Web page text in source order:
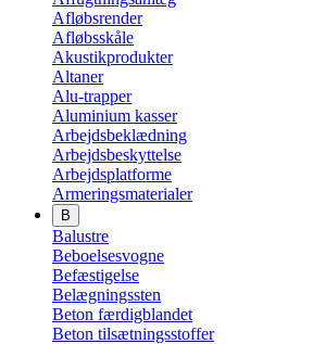
Afløbsrender
Afløbsskåle
Akustikprodukter
Altaner
Alu-trapper
Aluminium kasser
Arbejdsbeklædning
Arbejdsbeskyttelse
Arbejdsplatforme
Armeringsmaterialer
B
Balustre
Beboelsesvogne
Befæstigelse
Belægningssten
Beton færdigblandet
Beton tilsætningsstoffer